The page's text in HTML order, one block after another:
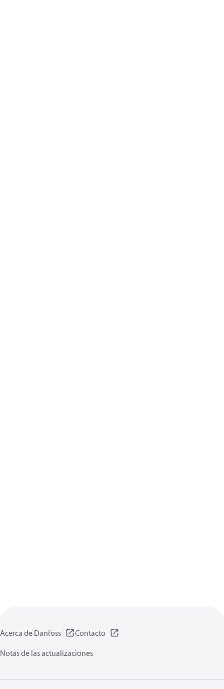
Acerca de Danfoss
Contacto
Notas de las actualizaciones